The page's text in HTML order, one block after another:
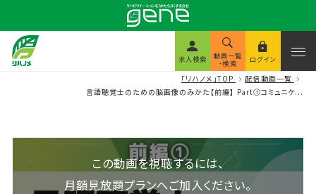
求人検索 動画一覧
・検索 ログイン
「リハノメ」TOP
配信動画一覧
言語聴覚士のための脳画像のみかた【前編】 Part①コミュニケ...
この動画を視聴するには、
月額見放題プランへご加入ください。